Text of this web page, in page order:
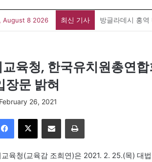
August 8 2026 최신 기사 아자뉴스바이
육청, 한국유치원총연
장문 밝혀
February 26, 2021
이메일
육청(교육감 조희연)은 2021. 2. 25.(목) 대